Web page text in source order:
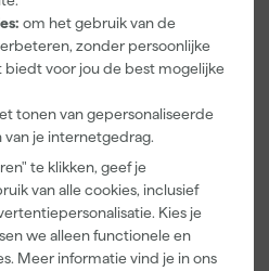
om het gebruik van de
zonder persoonlijke
biedt voor jou de best mogelijke
tonen van gepersonaliseerde
je internetgedrag.
te klikken, geef je
van alle cookies, inclusief
Kies je
we alleen functionele en
Meer informatie vind je in ons
waardoor je de verfkleur
kunt bekijken. Denk hierbij
tegel of moodboard. Zo kun
interieur past. Ook de
aangepast. Deze is nu donkerder
is om het verschil tussen
Little Greene Absolute Matt
gelijk in de karakteristieke
Little Greene te zien. Zo ontstaat